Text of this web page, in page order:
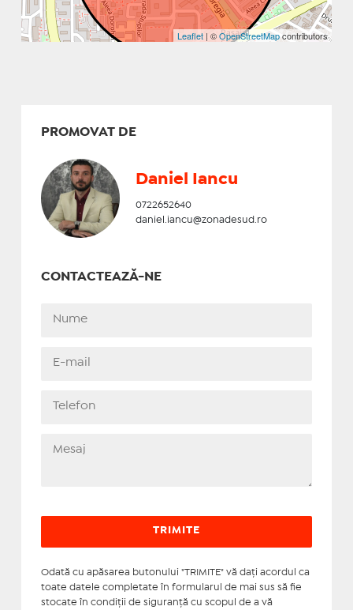
Leaflet | ©OpenStreetMapcontributors
PROMOVAT DE
Daniel Iancu
0722652640
daniel.iancu@zonadesud.ro
CONTACTEAZĂ-NE
Odată cu apăsarea butonului "TRIMITE" vă daţi acordul ca
toate datele completate în formularul de mai sus să fie
stocate în condiţii de siguranţă cu scopul de a vă